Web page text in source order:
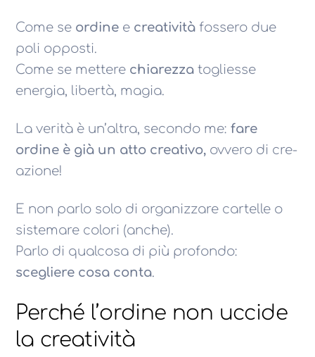
Come se ordine e creatività fossero due
poli opposti.
Come se mettere chiarezza togliesse
energia, libertà, magia.
La verità è un’altra, secondo me:fare
ordine è già un atto creativo, ovvero di cre-
azione!
E non parlo solo di organizzare cartelle o
sistemare colori (anche).
Parlo di qualcosa di più profondo:
scegliere cosa conta.
Perché l’ordine non uccide
la creatività